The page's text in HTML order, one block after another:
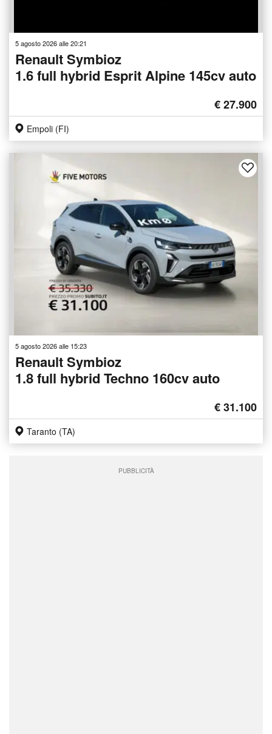
5 agosto 2026 alle 20:21
Renault Symbioz
1.6 full hybrid Esprit Alpine 145cv auto
€ 27.900
Empoli (FI)
5 agosto 2026 alle 15:23
Renault Symbioz
1.8 full hybrid Techno 160cv auto
€ 31.100
Taranto (TA)
PUBBLICITÀ